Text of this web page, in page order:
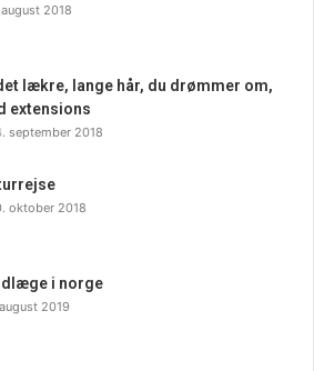
2018
lækre, lange hår, du drømmer om,
extensions
september 2018
oktober 2018
i norge
2019